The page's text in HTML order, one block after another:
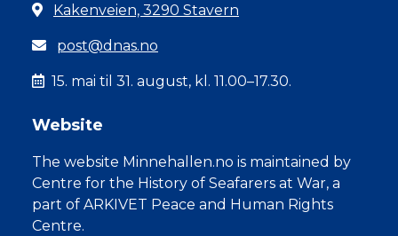
Kakenveien, 3290 Stavern
post@dnas.no
15. mai til 31. august, kl. 11.00–17.30.
Website
The website Minnehallen.no is maintained by
Centre for the History of Seafarers at War, a
part of ARKIVET Peace and Human Rights
Centre.